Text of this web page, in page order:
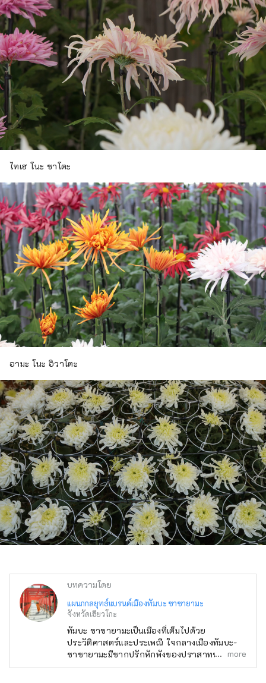
ไทเฮ โนะ ซาโตะ
อามะ โนะ อิวาโตะ
บทความโดย
แผนกกลยุทธ์แบรนด์เมืองทัมบะ ซาซายามะ
จังหวัดเฮียวโกะ
ทัมบะ ซาซายามะเป็นเมืองที่เต็มไปด้วย
ประวัติศาสตร์และประเพณี ใจกลางเมืองทัมบะ-
ซาซายามะมีซากปรักหักพังของปราสาทซาซายา
มะ ปัจจุบัน กำแพงหินอันงดงามยังคงหลงเหลืออยู่
more